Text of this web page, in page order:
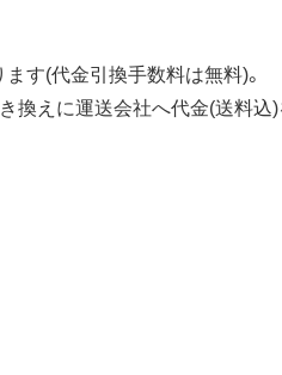
す(代金引換手数料は無料)。
換えに運送会社へ代金(送料込